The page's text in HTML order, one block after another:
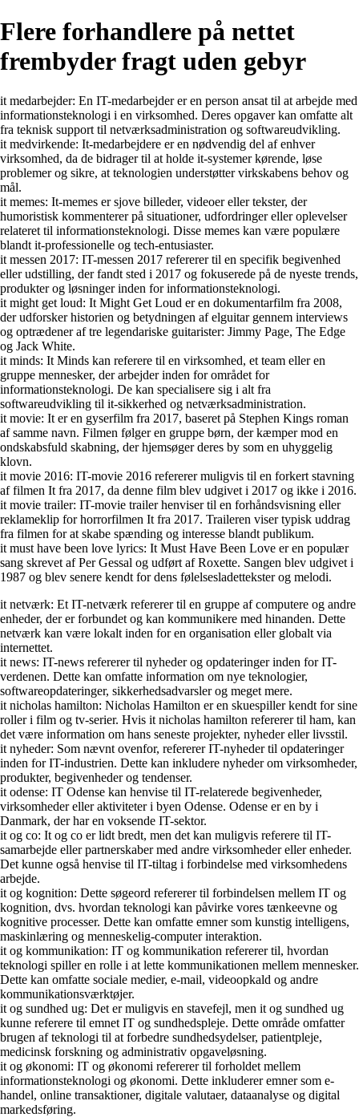
Flere forhandlere på nettet
frembyder fragt uden gebyr
it medarbejder: En IT-medarbejder er en person ansat til at arbejde med
informationsteknologi i en virksomhed. Deres opgaver kan omfatte alt
fra teknisk support til netværksadministration og softwareudvikling.
it medvirkende: It-medarbejdere er en nødvendig del af enhver
virksomhed, da de bidrager til at holde it-systemer kørende, løse
problemer og sikre, at teknologien understøtter virkskabens behov og
mål.
it memes: It-memes er sjove billeder, videoer eller tekster, der
humoristisk kommenterer på situationer, udfordringer eller oplevelser
relateret til informationsteknologi. Disse memes kan være populære
blandt it-professionelle og tech-entusiaster.
it messen 2017: IT-messen 2017 refererer til en specifik begivenhed
eller udstilling, der fandt sted i 2017 og fokuserede på de nyeste trends,
produkter og løsninger inden for informationsteknologi.
it might get loud: It Might Get Loud er en dokumentarfilm fra 2008,
der udforsker historien og betydningen af elguitar gennem interviews
og optrædener af tre legendariske guitarister: Jimmy Page, The Edge
og Jack White.
it minds: It Minds kan referere til en virksomhed, et team eller en
gruppe mennesker, der arbejder inden for området for
informationsteknologi. De kan specialisere sig i alt fra
softwareudvikling til it-sikkerhed og netværksadministration.
it movie: It er en gyserfilm fra 2017, baseret på Stephen Kings roman
af samme navn. Filmen følger en gruppe børn, der kæmper mod en
ondskabsfuld skabning, der hjemsøger deres by som en uhyggelig
klovn.
it movie 2016: IT-movie 2016 refererer muligvis til en forkert stavning
af filmen It fra 2017, da denne film blev udgivet i 2017 og ikke i 2016.
it movie trailer: IT-movie trailer henviser til en forhåndsvisning eller
reklameklip for horrorfilmen It fra 2017. Traileren viser typisk uddrag
fra filmen for at skabe spænding og interesse blandt publikum.
it must have been love lyrics: It Must Have Been Love er en populær
sang skrevet af Per Gessal og udført af Roxette. Sangen blev udgivet i
1987 og blev senere kendt for dens følelsesladettekster og melodi.
it netværk: Et IT-netværk refererer til en gruppe af computere og andre
enheder, der er forbundet og kan kommunikere med hinanden. Dette
netværk kan være lokalt inden for en organisation eller globalt via
internettet.
it news: IT-news refererer til nyheder og opdateringer inden for IT-
verdenen. Dette kan omfatte information om nye teknologier,
softwareopdateringer, sikkerhedsadvarsler og meget mere.
it nicholas hamilton: Nicholas Hamilton er en skuespiller kendt for sine
roller i film og tv-serier. Hvis it nicholas hamilton refererer til ham, kan
det være information om hans seneste projekter, nyheder eller livsstil.
it nyheder: Som nævnt ovenfor, refererer IT-nyheder til opdateringer
inden for IT-industrien. Dette kan inkludere nyheder om virksomheder,
produkter, begivenheder og tendenser.
it odense: IT Odense kan henvise til IT-relaterede begivenheder,
virksomheder eller aktiviteter i byen Odense. Odense er en by i
Danmark, der har en voksende IT-sektor.
it og co: It og co er lidt bredt, men det kan muligvis referere til IT-
samarbejde eller partnerskaber med andre virksomheder eller enheder.
Det kunne også henvise til IT-tiltag i forbindelse med virksomhedens
arbejde.
it og kognition: Dette søgeord refererer til forbindelsen mellem IT og
kognition, dvs. hvordan teknologi kan påvirke vores tænkeevne og
kognitive processer. Dette kan omfatte emner som kunstig intelligens,
maskinlæring og menneskelig-computer interaktion.
it og kommunikation: IT og kommunikation refererer til, hvordan
teknologi spiller en rolle i at lette kommunikationen mellem mennesker.
Dette kan omfatte sociale medier, e-mail, videoopkald og andre
kommunikationsværktøjer.
it og sundhed ug: Det er muligvis en stavefejl, men it og sundhed ug
kunne referere til emnet IT og sundhedspleje. Dette område omfatter
brugen af teknologi til at forbedre sundhedsydelser, patientpleje,
medicinsk forskning og administrativ opgaveløsning.
it og økonomi: IT og økonomi refererer til forholdet mellem
informationsteknologi og økonomi. Dette inkluderer emner som e-
handel, online transaktioner, digitale valutaer, dataanalyse og digital
markedsføring.